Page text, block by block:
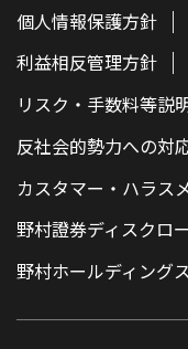
個人情報保護方針
利益相反管理方針
リスク・手数料等説
反社会的勢力への対
カスタマー・ハラス
野村證券ディスクロ
野村ホールディング